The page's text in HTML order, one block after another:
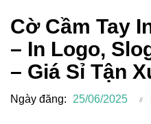
Cờ Cầm Tay
– In Logo,
– Giá Sỉ Tận
Ngày đăng: 25/06/2025